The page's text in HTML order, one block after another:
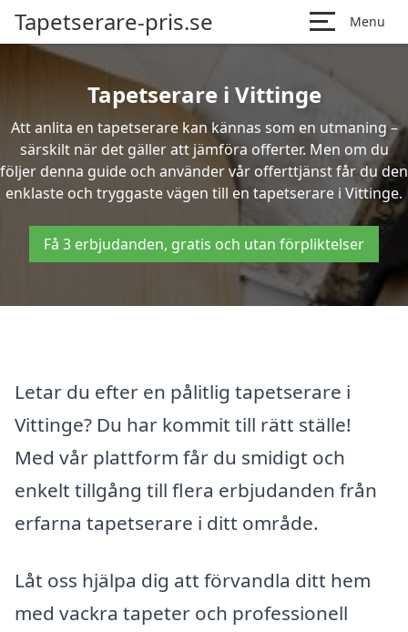
Tapetserare-pris.se Menu
Tapetserare i Vittinge
Att anlita en tapetserare kan kännas som en utmaning –
särskilt när det gäller att jämföra offerter. Men om du
följer denna guide och använder vår offerttjänst får du den
enklaste och tryggaste vägen till en tapetserare i Vittinge.
Få 3 erbjudanden, gratis och utan förpliktelser
Letar du efter en pålitlig tapetserare i
Vittinge? Du har kommit till rätt ställe!
Med vår plattform får du smidigt och
enkelt tillgång till flera erbjudanden från
erfarna tapetserare i ditt område.
Låt oss hjälpa dig att förvandla ditt hem
med vackra tapeter och professionell